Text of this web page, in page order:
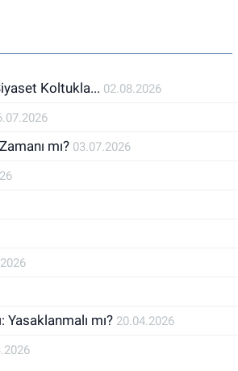
Koltukla... 02.08.2026
mı? 03.07.2026
Yasaklanmalı mı? 20.04.2026